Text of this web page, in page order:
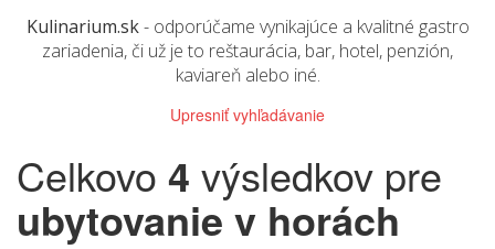
Kulinarium.sk- odporúčame vynikajúce a kvalitné gastro
zariadenia, či už je to reštaurácia, bar, hotel, penzión,
kaviareň alebo iné.
Upresniť vyhľadávanie
Celkovo 4 výsledkov pre
ubytovanie v horách